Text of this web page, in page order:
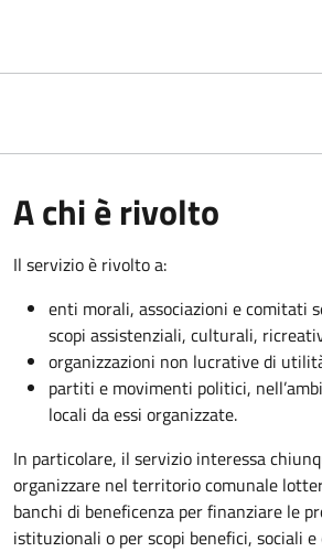
A chi è rivolto
Il servizio è rivolto a:
enti morali, associazioni e comitati
scopi assistenziali, culturali,
organizzazioni non lucrative di
partiti e movimenti politici,
locali da essi organizzate.
In particolare, il servizio interessa
organizzare nel territorio comunale
banchi di beneficenza per finanziare le
istituzionali o per scopi benefici, sociali